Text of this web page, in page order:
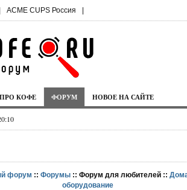
ACME CUPS Россия |
КОФЕ ФОРУМ НОВОЕ НА САЙТЕ
форум ::Форумы :: Форум для любителей ::
оборудование